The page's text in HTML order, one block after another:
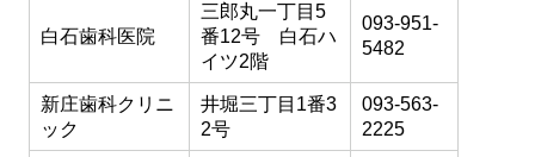
白石歯科医院
三郎丸一丁目5
番12号 白石ハ
イツ2階
093-951-
5482
新庄歯科クリニ
ック
井堀三丁目1番3
2号
093-563-
2225